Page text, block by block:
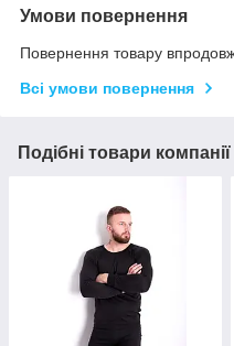
Умови повернення
Повернення товару
Всі умови повернення
Подібні товари компанії